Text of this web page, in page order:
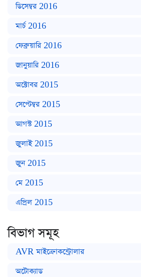
ডিসেম্বর 2016
মার্চ 2016
ফেব্রুয়ারি 2016
জানুয়ারি 2016
অক্টোবর 2015
সেপ্টেম্বর 2015
আগস্ট 2015
জুলাই 2015
জুন 2015
মে 2015
এপ্রিল 2015
বিভাগ সমূহ
AVR মাইক্রোকন্ট্রোলার
অটোক্যাড